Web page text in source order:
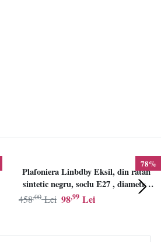
78%
Plafoniera Linbdby Eksil, din ratan
sintetic negru, soclu E27 , diametru
46.5cm, LINDBY
98,99 Lei
458,00 Lei